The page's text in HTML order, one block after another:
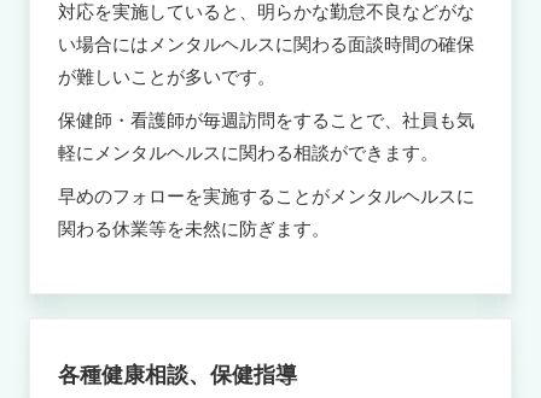
対応を実施していると、明らかな勤怠不良などがな
い場合にはメンタルヘルスに関わる面談時間の確保
が難しいことが多いです。
保健師・看護師が毎週訪問をすることで、社員も気
軽にメンタルヘルスに関わる相談ができます。
早めのフォローを実施することがメンタルヘルスに
関わる休業等を未然に防ぎます。
各種健康相談、保健指導